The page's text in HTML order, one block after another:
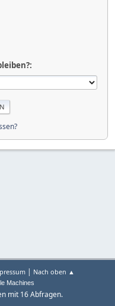
| Nach oben ▲
Machines
mit 16 Abfragen.